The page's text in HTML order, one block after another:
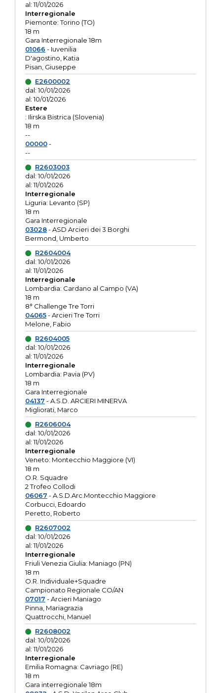
al: 11/01/2026
Interregionale
Piemonte: Torino (TO)
18 m
Gara Interregionale 18m
01066 - Iuvenilia
D'agostino, Katia
Pisan, Giuseppe
E2600002
dal: 10/01/2026
al: 10/01/2026
Estere
: Ilirska Bistrica (Slovenia)
18 m
--
00000-
--
R2603003
dal: 10/01/2026
al: 11/01/2026
Interregionale
Liguria: Levanto (SP)
18 m
Gara Interregionale
03028- ASD Arcieri dei 3 Borghi
Bermond, Umberto
R2604004
dal: 10/01/2026
al: 11/01/2026
Interregionale
Lombardia: Cardano al Campo (VA)
18 m
8° Challenge Tre Torri
04065- Arcieri Tre Torri
Melone, Fabio
R2604005
dal: 10/01/2026
al: 11/01/2026
Interregionale
Lombardia: Pavia (PV)
18 m
Gara Interregionale
04137 - A.S.D. ARCIERI MINERVA
Migliorati, Marco
R2606004
dal: 10/01/2026
al: 11/01/2026
Interregionale
Veneto: Montecchio Maggiore (VI)
18 m
O.R. Squadre
2 Trofeo Collodi
06067 - A.S.D.Arc.Montecchio Maggiore
Corbucci, Edoardo
Peretto, Roberto
R2607002
dal: 10/01/2026
al: 11/01/2026
Interregionale
Friuli Venezia Giulia: Maniago (PN)
18 m
O.R. Individuale+Squadre
Campionato Regionale CO/AN
07017 - Arcieri Maniago
Pinna, Mariagrazia
Quattrocchi, Manuel
R2608002
dal: 10/01/2026
al: 11/01/2026
Interregionale
Emilia Romagna: Cavriago (RE)
18 m
Gara interregionale 18m